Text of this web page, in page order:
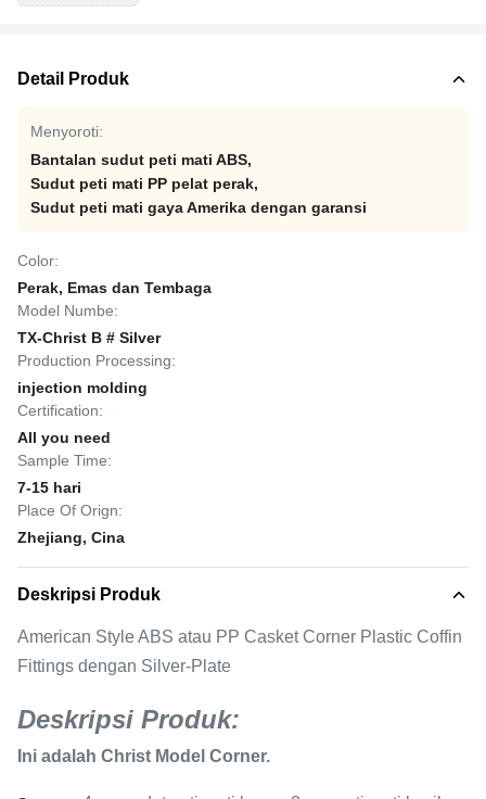
Detail Produk
Menyoroti:
Bantalan sudut peti mati ABS,
Sudut peti mati PP pelat perak,
Sudut peti mati gaya Amerika dengan garansi
Color:
Perak, Emas dan Tembaga
Model Numbe:
TX-Christ B # Silver
Production Processing:
injection molding
Certification:
All you need
Sample Time:
7-15 hari
Place Of Orign:
Zhejiang, Cina
Deskripsi Produk
American Style ABS atau PP Casket Corner Plastic Coffin
Fittings dengan Silver-Plate
Deskripsi Produk:
Ini adalah Christ Model Corner.